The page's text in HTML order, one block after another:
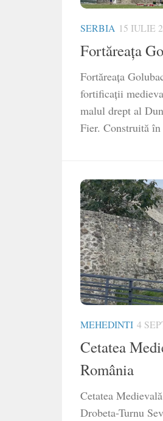
SERBIA 15 IULIE
Fortăreața
Fortăreața
fortificații
malul drept al
Fier. Construită
MEHEDINTI 4
Cetatea
România
Cetatea
Drobeta-Turnu